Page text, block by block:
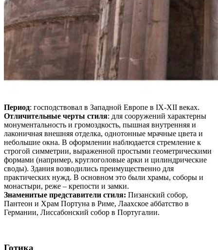
Дізнатися більше!
Период: господствовал в Западной Европе в IX-XII веках.
Отличительные черты стиля: для сооружений характерны
монументальность и громоздкость, пышная внутренняя и
лаконичная внешняя отделка, однотонные мрачные цвета и
небольшие окна. В оформлении наблюдается стремление к
строгой симметрии, выраженной простыми геометрическими
формами (например, круглоголовые арки и цилиндрические
своды). Здания возводились преимущественно для
практических нужд. В основном это были храмы, соборы и
монастыри, реже – крепости и замки.
Знаменитые представители стиля: Пизанский собор,
Пантеон и Храм Портуна в Риме, Лаахское аббатство в
Германии, Лиссабонский собор в Португалии.
Готика